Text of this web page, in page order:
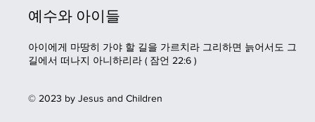
예수와 아이들
아이에게 마땅히 가야 할 길을 가르치라 그리하면 늙어서도 그
길에서 떠나지 아니하리라 ( 잠언 22:6 )
© 2023 by Jesus and Children